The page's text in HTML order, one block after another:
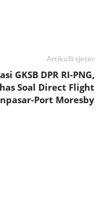
Artikulli tjetër
GKSB DPR RI-PNG,
Soal Direct Flight
Port Moresby